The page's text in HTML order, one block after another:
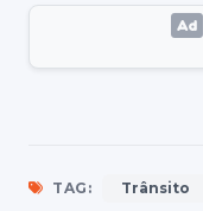
TAG: Trânsito